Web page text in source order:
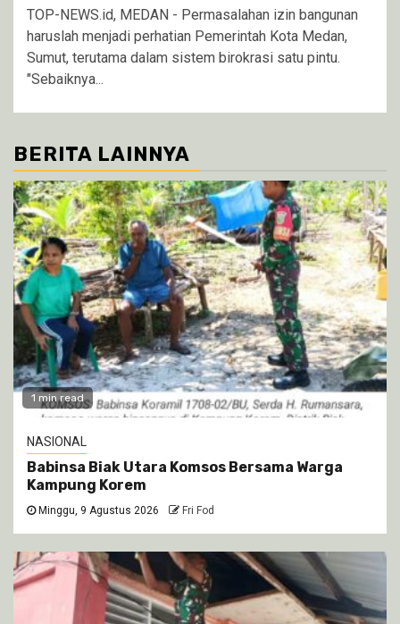
TOP-NEWS.id, MEDAN - Permasalahan izin bangunan
haruslah menjadi perhatian Pemerintah Kota Medan,
Sumut, terutama dalam sistem birokrasi satu pintu.
"Sebaiknya...
BERITA LAINNYA
1 min read
NASIONAL
Babinsa Biak Utara Komsos Bersama Warga
Kampung Korem
Minggu, 9 Agustus 2026 Fri Fod